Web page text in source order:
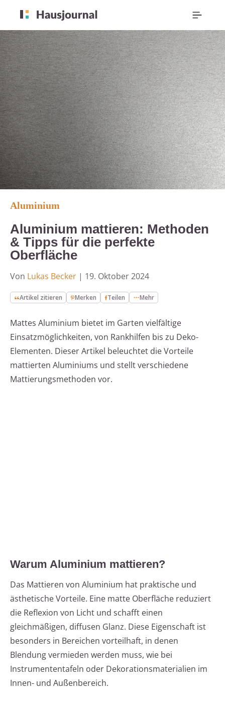
Aluminium
Aluminium mattieren: Methoden
& Tipps für die perfekte
Oberfläche
Von Lukas Becker | 19. Oktober 2024
Artikel zitieren Merken Teilen Mehr
Mattes Aluminium bietet im Garten vielfältige
Einsatzmöglichkeiten, von Rankhilfen bis zu Deko-
Elementen. Dieser Artikel beleuchtet die Vorteile
mattierten Aluminiums und stellt verschiedene
Mattierungsmethoden vor.
Warum Aluminium mattieren?
Das Mattieren von Aluminium hat praktische und
ästhetische Vorteile. Eine matte Oberfläche reduziert
die Reflexion von Licht und schafft einen
gleichmäßigen, diffusen Glanz. Diese Eigenschaft ist
besonders in Bereichen vorteilhaft, in denen
Blendung vermieden werden muss, wie bei
Instrumententafeln oder Dekorationsmaterialien im
Innen- und Außenbereich.